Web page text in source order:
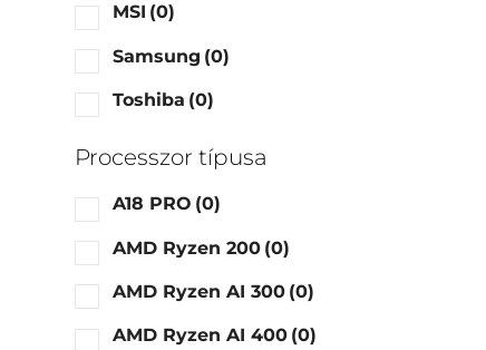
MSI (0)
Samsung (0)
Toshiba (0)
Processzor típusa
A18 PRO (0)
AMD Ryzen 200 (0)
AMD Ryzen AI 300 (0)
AMD Ryzen AI 400 (0)